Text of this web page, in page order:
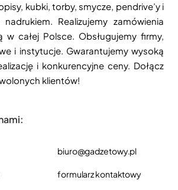
kubki, torby, smycze, pendrive’y i
Realizujemy zamówienia
w całej Polsce. Obsługujemy firmy,
i instytucje. Gwarantujemy wysoką
i konkurencyjne ceny. Dołącz
klientów!
biuro@gadzetowy.pl
formularz kontaktowy